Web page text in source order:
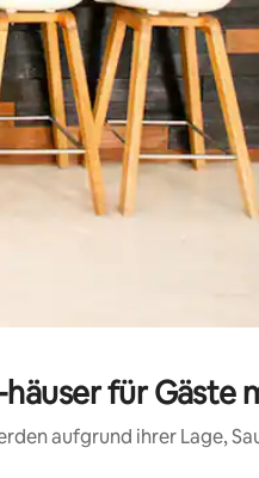
für Gäste
aufgrund ihrer Lage,